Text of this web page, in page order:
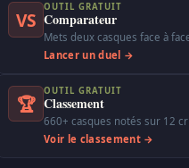
VS
OUTIL GRATUIT
Comparateur
Mets deux casques face à
Lancer un duel →
🏆
OUTIL GRATUIT
Classement
660+ casques notés sur 12
Voir le classement →